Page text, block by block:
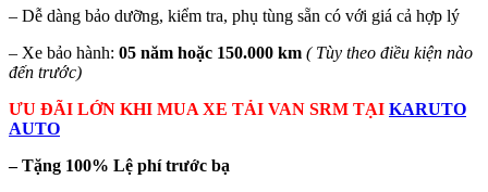
– Dễ dàng bảo dưỡng, kiểm tra, phụ tùng sẵn có với giá cả hợp lý
– Xe bảo hành: 05 năm hoặc 150.000 km ( Tùy theo điều kiện nào
đến trước)
ƯU ĐÃI LỚN KHI MUA XE TẢI VAN SRM TẠI KARUTO
AUTO
– Tặng 100% Lệ phí trước bạ